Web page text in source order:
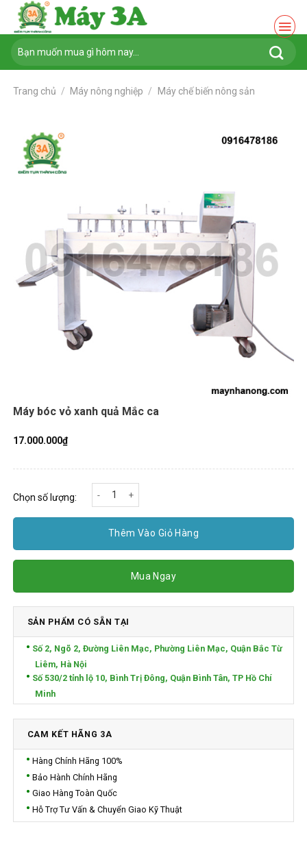
Chuyển
nội
dung
Tìm
kiếm:
Trang chủ / Máy nông nghiệp / Máy chế biến nông sản
Máy bóc vỏ xanh quả Mắc ca
17.000.000₫
Máy bóc vỏ xanh quả Mắc ca số lượng
Chọn số lượng:
Thêm Vào Giỏ Hàng
Mua Ngay
SẢN PHẨM CÓ SẴN TẠI
Số 2, Ngõ 2, Đường Liên Mạc, Phường Liên Mạc, Quận Bắc Từ
Liêm, Hà Nội
Số 530/2 tỉnh lộ 10, Bình Trị Đông, Quận Bình Tân, TP Hồ Chí
Minh
CAM KẾT HÃNG 3A
Hàng Chính Hãng 100%
Bảo Hành Chính Hãng
Giao Hàng Toàn Quốc
Hỗ Trợ Tư Vấn & Chuyển Giao Kỹ Thuật